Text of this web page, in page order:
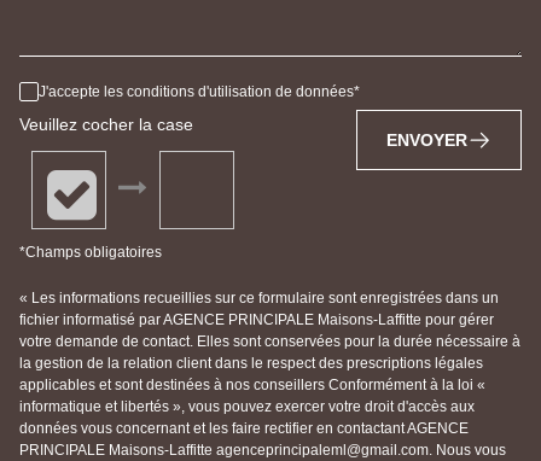
J'accepte les conditions d'utilisation de données
Veuillez cocher la case
*Champs obligatoires
ENVOYER
« Les informations recueillies sur ce formulaire sont enregistrées dans un
fichier informatisé par AGENCE PRINCIPALE Maisons-Laffitte pour gérer
votre demande de contact. Elles sont conservées pour la durée nécessaire à
la gestion de la relation client dans le respect des prescriptions légales
applicables et sont destinées à nos conseillers Conformément à la loi «
informatique et libertés », vous pouvez exercer votre droit d'accès aux
données vous concernant et les faire rectifier en contactant AGENCE
PRINCIPALE Maisons-Laffitte agenceprincipaleml@gmail.com. Nous vous